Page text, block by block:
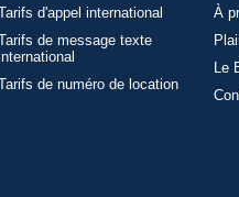
d'appel international
de message texte
de numéro de location
À
Le